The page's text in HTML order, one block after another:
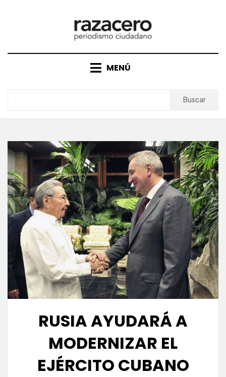
MENÚ
Buscar
RUSIA AYUDARÁ A
MODERNIZAR EL
EJÉRCITO CUBANO